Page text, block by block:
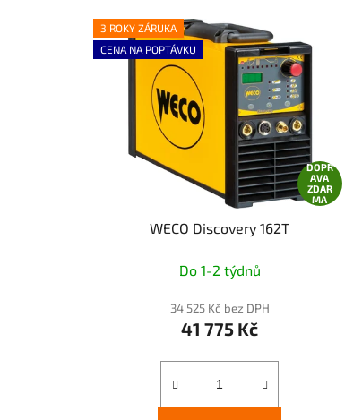
3 ROKY ZÁRUKA
CENA NA POPTÁVKU
DOPR
AVA
ZDAR
MA
WECO Discovery 162T
Do 1-2 týdnů
34 525 Kč bez DPH
41 775 Kč